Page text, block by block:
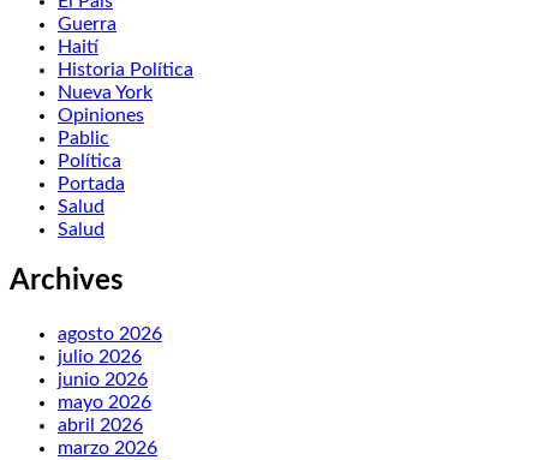
Guerra
Haití
Historia Política
Nueva York
Opiniones
Pablic
Política
Portada
Salud
Salud
Archives
agosto 2026
julio 2026
junio 2026
mayo 2026
abril 2026
marzo 2026